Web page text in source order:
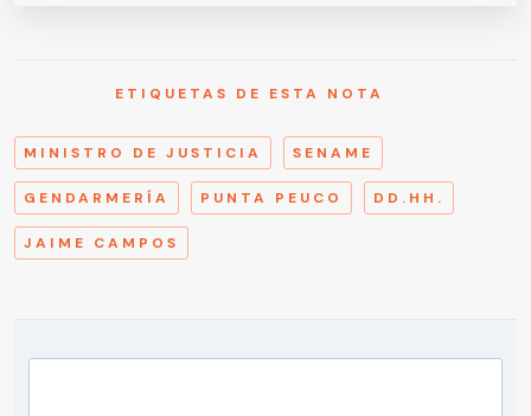
ETIQUETAS DE ESTA NOTA
MINISTRO DE JUSTICIA SENAME
GENDARMERÍA PUNTA PEUCO DD.HH.
JAIME CAMPOS